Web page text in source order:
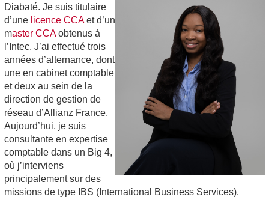
Diabaté. Je suis titulaire
d’une licence CCAet d’un
master CCAobtenus à
l’Intec. J’ai effectué trois
années d’alternance, dont
une en cabinet comptable
et deux au sein de la
direction de gestion de
réseau d’Allianz France.
Aujourd’hui, je suis
consultante en expertise
comptable dans un Big 4,
où j’interviens
principalement sur des
missions de type IBS (International Business Services).